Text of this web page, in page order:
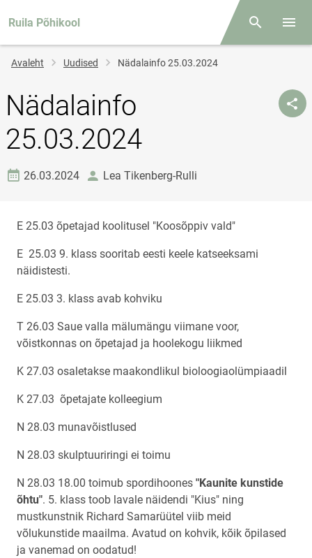
Ruila Põhikool Otsing
Jälglink
Avaleht Uudised Nädalainfo 25.03.2024
Nädalainfo
25.03.2024
Loomise kuupäev
26.03.2024 autorLea Tikenberg-Rulli
E 25.03 õpetajad koolitusel "Koosõppiv vald"
E 25.03 9. klass sooritab eesti keele katseeksami
näidistesti.
E 25.03 3. klass avab kohviku
T 26.03 Saue valla mälumängu viimane voor,
võistkonnas on õpetajad ja hoolekogu liikmed
K 27.03 osaletakse maakondlikul bioloogiaolümpiaadil
K 27.03 õpetajate kolleegium
N 28.03 munavõistlused
N 28.03 skulptuuriringi ei toimu
N 28.03 18.00 toimub spordihoones "Kaunite kunstide
õhtu". 5. klass toob lavale näidendi "Kius" ning
mustkunstnik Richard Samarüütel viib meid
võlukunstide maailma. Avatud on kohvik, kõik õpilased
ja vanemad on oodatud!